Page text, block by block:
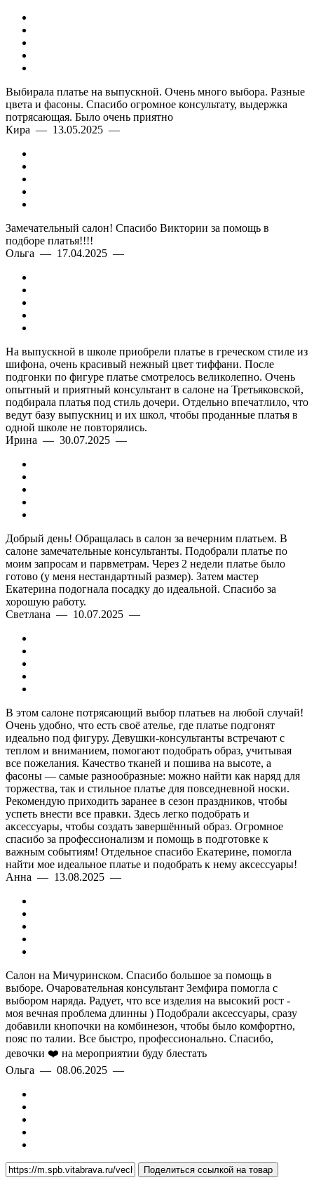
Индивидуальный подход
Выбирала платье на выпускной. Очень много выбора. Разные
цвета и фасоны. Спасибо огромное консультату, выдержка
потрясающая. Было очень приятно
Кира — 13.05.2025 —
Замечательный салон! Спасибо Виктории за помощь в
подборе платья!!!!
Ольга — 17.04.2025 —
На выпускной в школе приобрели платье в греческом стиле из
шифона, очень красивый нежный цвет тиффани. После
подгонки по фигуре платье смотрелось великолепно. Очень
опытный и приятный консультант в салоне на Третьяковской,
подбирала платья под стиль дочери. Отдельно впечатлило, что
ведут базу выпускниц и их школ, чтобы проданные платья в
одной школе не повторялись.
Ирина — 30.07.2025 —
Добрый день! Обращалась в салон за вечерним платьем. В
салоне замечательные консультанты. Подобрали платье по
моим запросам и парвметрам. Через 2 недели платье было
готово (у меня нестандартный размер). Затем мастер
Екатерина подогнала посадку до идеальной. Спасибо за
хорошую работу.
Светлана — 10.07.2025 —
В этом салоне потрясающий выбор платьев на любой случай!
Очень удобно, что есть своё ателье, где платье подгонят
идеально под фигуру. Девушки-консультанты встречают с
теплом и вниманием, помогают подобрать образ, учитывая
все пожелания. Качество тканей и пошива на высоте, а
фасоны — самые разнообразные: можно найти как наряд для
торжества, так и стильное платье для повседневной носки.
Рекомендую приходить заранее в сезон праздников, чтобы
успеть внести все правки. Здесь легко подобрать и
аксессуары, чтобы создать завершённый образ. Огромное
спасибо за профессионализм и помощь в подготовке к
важным событиям! Отдельное спасибо Екатерине, помогла
найти мое идеальное платье и подобрать к нему аксессуары!
Анна — 13.08.2025 —
Салон на Мичуринском. Спасибо большое за помощь в
выборе. Очаровательная консультант Земфира помогла с
выбором наряда. Радует, что все изделия на высокий рост -
моя вечная проблема длинны ) Подобрали аксессуары, сразу
добавили кнопочки на комбинезон, чтобы было комфортно,
пояс по талии. Все быстро, профессионально. Спасибо,
девочки ❤️ на мероприятии буду блестать
Ольга — 08.06.2025 —
Поделиться ссылкой на товар